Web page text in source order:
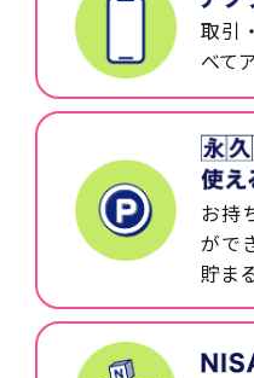
取引
べて
お持
がで
貯ま